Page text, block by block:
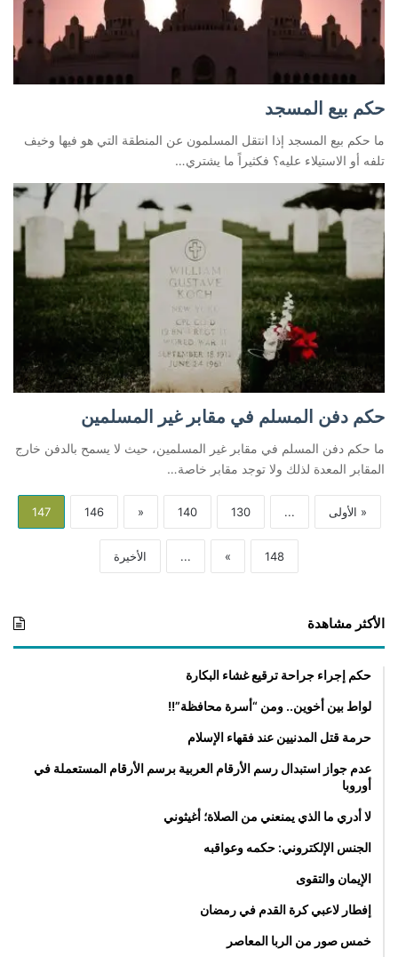
حكم بيع المسجد
ما حكم بيع المسجد إذا انتقل المسلمون عن المنطقة التي هو فيها وخيف
تلفه أو الاستيلاء عليه؟ فكثيراً ما يشتري…
حكم دفن المسلم في مقابر غير المسلمين
ما حكم دفن المسلم في مقابر غير المسلمين، حيث لا يسمح بالدفن خارج
المقابر المعدة لذلك ولا توجد مقابر خاصة…
« الأولى ...
130
140
«
146
147
148
»
... الأخيرة
الأكثر مشاهدة
حكم إجراء جراحة ترقيع غشاء البكارة
لواط بين أخوين.. ومن “أسرة محافظة”!!
حرمة قتل المدنيين عند فقهاء الإسلام
عدم جواز استبدال رسم الأرقام العربية برسم الأرقام المستعملة في
أوروبا
لا أدري ما الذي يمنعني من الصلاة؛ أغيثوني
الجنس الإلكتروني: حكمه وعواقبه
الإيمان والتقوى
إفطار لاعبي كرة القدم في رمضان
خمس صور من الربا المعاصر